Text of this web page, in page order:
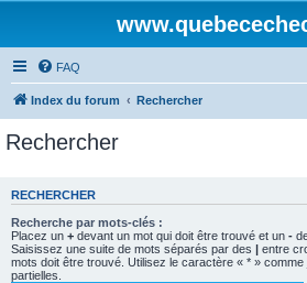
FAQ
Index du forum Rechercher
Rechercher
RECHERCHER
Recherche par mots-clés :
Placez un + devant un mot qui doit être trouvé et un -
Saisissez une suite de mots séparés par des | entre
mots doit être trouvé. Utilisez le caractère « * »
partielles.